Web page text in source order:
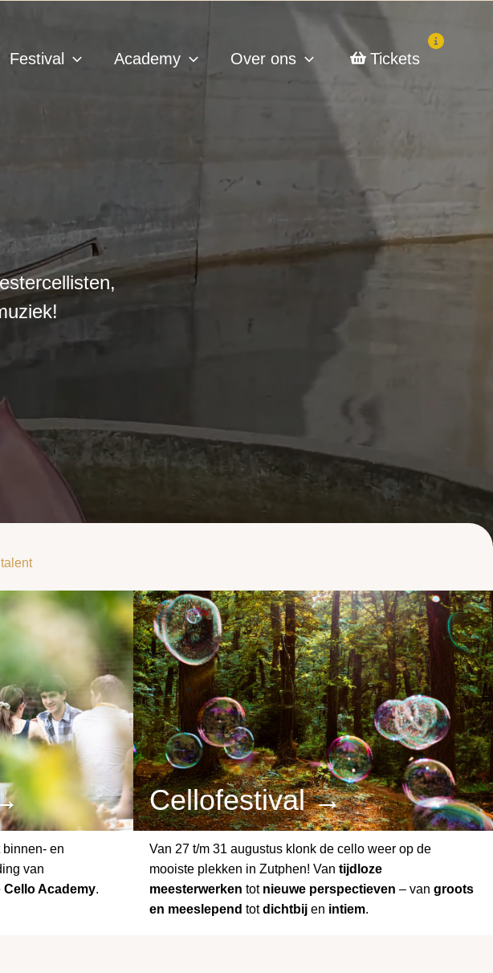
Festival Academy Over ons Tickets
binnen- en
van
Cello Academy.
Cellofestival →
Van 27 t/m 31 augustus klonk de cello weer op de
mooiste plekken in Zutphen! Van tijdloze
meesterwerken tot nieuwe perspectieven – van groots
en meeslepend totdichtbij en intiem.